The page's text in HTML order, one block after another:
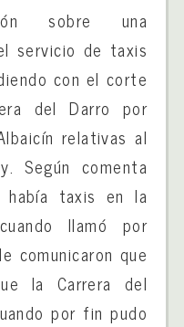
sobre una
servicio de taxis
con el corte
del Darro por
relativas al
Según comenta
había taxis en la
llamó por
comunicaron que
la Carrera del
por fin pudo